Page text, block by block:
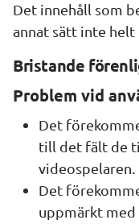
Det innehåll som
annat sätt inte helt
Bristande
Problem vid
Det
till det fält de
videospelaren.
Det
uppmärkt med